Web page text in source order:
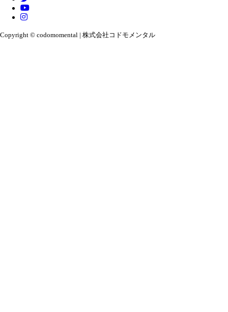
Copyright © codomomental | 株式会社コドモメンタル